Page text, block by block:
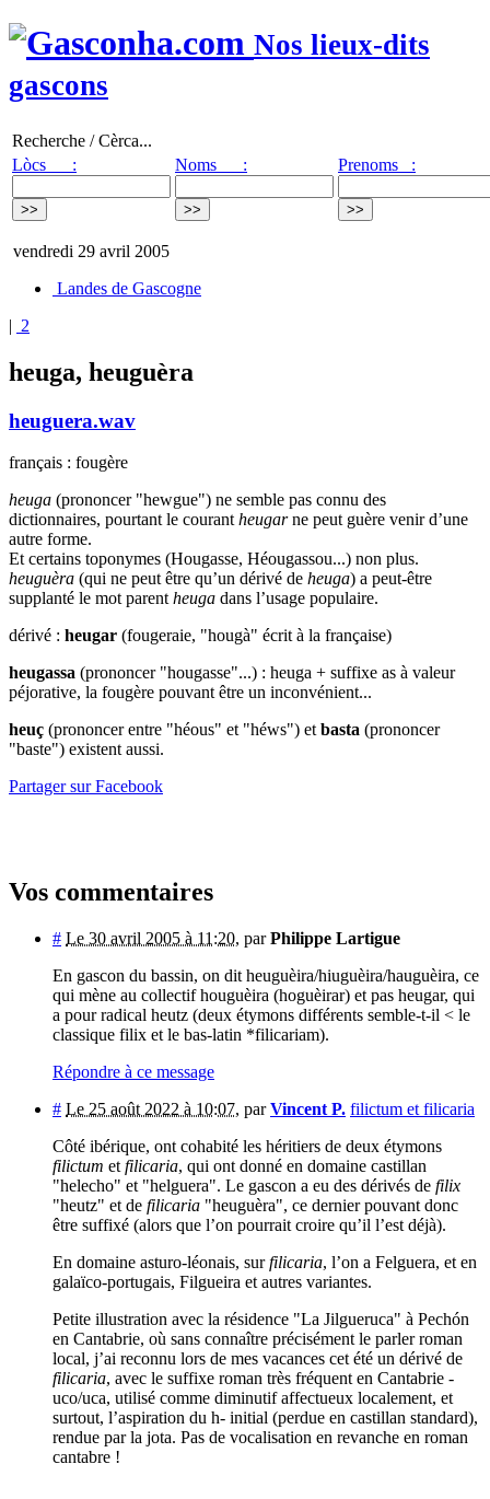
Nos lieux-dits
gascons
Recherche / Cèrca...
Lòcs :
Noms : Prenoms :
vendredi 29 avril 2005
Landes de Gascogne
| 2
heuga, heuguèra
heuguera.wav
français : fougère
heuga (prononcer "hewgue") ne semble pas connu des
dictionnaires, pourtant le courantheugarne peut guère venir d’une
autre forme.
Et certains toponymes (Hougasse, Héougassou...) non plus.
heuguèra (qui ne peut être qu’un dérivé de heuga) a peut-être
supplanté le mot parentheuga dans l’usage populaire.
dérivé : heugar (fougeraie, "hougà" écrit à la française)
heugassa (prononcer "hougasse"...) : heuga + suffixe as à valeur
péjorative, la fougère pouvant être un inconvénient...
heuç (prononcer entre "héous" et "héws") etbasta (prononcer
"baste") existent aussi.
Partager sur Facebook
Vos commentaires
# Le 30 avril 2005 à 11:20, parPhilippe Lartigue
En gascon du bassin, on dit heuguèira/hiuguèira/hauguèira, ce
qui mène au collectif houguèira (hoguèirar) et pas heugar, qui
a pour radical heutz (deux étymons différents semble-t-il < le
classique filix et le bas-latin *filicariam).
Répondre à ce message
# Le 25 août 2022 à 10:07, parVincent P. filictum et filicaria
Côté ibérique, ont cohabité les héritiers de deux étymons
filictum et filicaria, qui ont donné en domaine castillan
"helecho" et "helguera". Le gascon a eu des dérivés de filix
"heutz" et de filicaria "heuguèra", ce dernier pouvant donc
être suffixé (alors que l’on pourrait croire qu’il l’est déjà).
En domaine asturo-léonais, surfilicaria, l’on a Felguera, et en
galaïco-portugais, Filgueira et autres variantes.
Petite illustration avec la résidence "La Jilgueruca" à Pechón
en Cantabrie, où sans connaître précisément le parler roman
local, j’ai reconnu lors de mes vacances cet été un dérivé de
filicaria, avec le suffixe roman très fréquent en Cantabrie -
uco/uca, utilisé comme diminutif affectueux localement, et
surtout, l’aspiration du h- initial (perdue en castillan standard),
rendue par la jota. Pas de vocalisation en revanche en roman
cantabre !